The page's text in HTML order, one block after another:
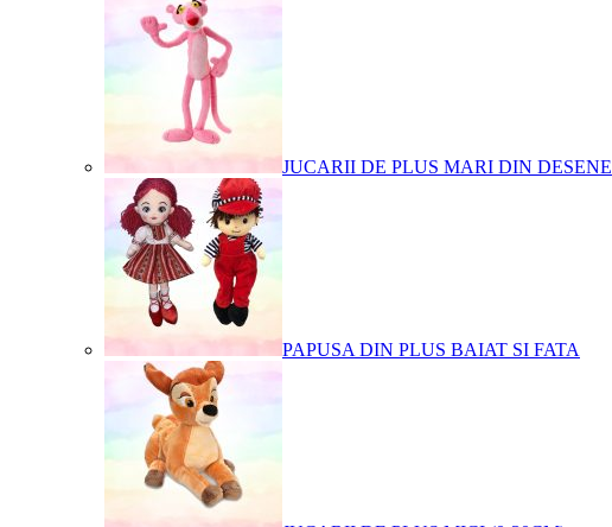
JUCARII DE PLUS MARI DIN DESENE
PAPUSA DIN PLUS BAIAT SI FATA